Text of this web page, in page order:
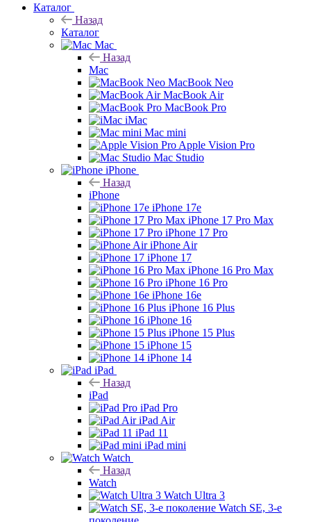
Каталог
Назад
Каталог
Mac
Назад
Mac
MacBook Neo
MacBook Air
MacBook Pro
iMac
Mac mini
Apple Vision Pro
Mac Studio
iPhone
Назад
iPhone
iPhone 17e
iPhone 17 Pro Max
iPhone 17 Pro
iPhone Air
iPhone 17
iPhone 16 Pro Max
iPhone 16 Pro
iPhone 16e
iPhone 16 Plus
iPhone 16
iPhone 15 Plus
iPhone 15
iPhone 14
iPad
Назад
iPad
iPad Pro
iPad Air
iPad 11
iPad mini
Watch
Назад
Watch
Watch Ultra 3
Watch SE, 3-е